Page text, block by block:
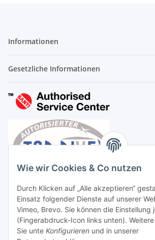
Informationen
Gesetzliche Informationen
Wie wir Cookies & Co nutzen
Durch Klicken auf „Alle akzeptieren“
Einsatz folgender Dienste auf unserer
Vimeo, Brevo. Sie können die Einstellung
(Fingerabdruck-Icon links unten).
Sie unte Konfigurieren und in unserer